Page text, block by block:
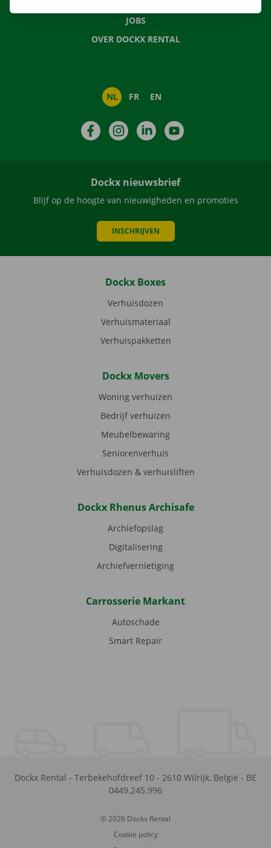
JOBS
OVER DOCKX RENTAL
NL FR EN
FacebookInstagramLinkedIn
Dockx nieuwsbrief
Blijf op de hoogte van nieuwigheden en promoties
INSCHRIJVEN
Dockx Boxes
Verhuisdozen
Verhuismateriaal
Verhuispakketten
Dockx Movers
Woning verhuizen
Bedrijf verhuizen
Meubelbewaring
Seniorenverhuis
Verhuisdozen & verhuisliften
Dockx Rhenus Archisafe
Archiefopslag
Digitalisering
Archiefvernietiging
Carrosserie Markant
Autoschade
Smart Repair
Dockx Rental - Terbekehofdreef 10 - 2610 Wilrijk, België - BE
0449.245.996
© 2026 Dockx Rental
Cookie policy